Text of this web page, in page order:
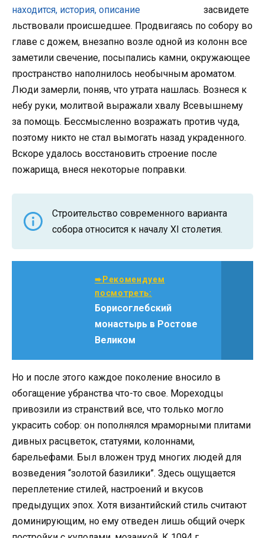
засвидете
льствовали происшедшее. Продвигаясь по собору во
главе с дожем, внезапно возле одной из колонн все
заметили свечение, посыпались камни, окружающее
пространство наполнилось необычным ароматом.
Люди замерли, поняв, что утрата нашлась. Вознеся к
небу руки, молитвой выражали хвалу Всевышнему
за помощь. Бессмысленно возражать против чуда,
поэтому никто не стал вымогать назад украденного.
Вскоре удалось восстановить строение после
пожарища, внеся некоторые поправки.
Строительство современного варианта
собора относится к началу XI столетия.
➨Рекомендуем
посмотреть:
Борисоглебский
монастырь в Ростове
Великом
Но и после этого каждое поколение вносило в
обогащение убранства что-то свое. Мореходцы
привозили из странствий все, что только могло
украсить собор: он пополнялся мраморными плитами
дивных расцветок, статуями, колоннами,
барельефами. Был вложен труд многих людей для
возведения “золотой базилики”. Здесь ощущается
переплетение стилей, настроений и вкусов
предыдущих эпох. Хотя византийский стиль считают
доминирующим, но ему отведен лишь общий очерк